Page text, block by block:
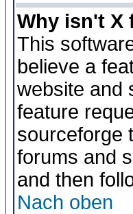
Why isn't X
This
believe a
website and
feature
sourceforge
forums and
and then
Nach oben